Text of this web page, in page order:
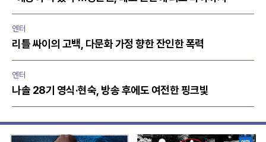
엔터
리틀 싸이의 고백, 다문화 가정 향한 잔인한 폭력
엔터
나솔 28기 영식·현숙, 방송 후에도 여전한 핑크빛